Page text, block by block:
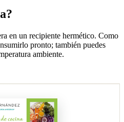
en un recipiente hermético. Como
pronto; también puedes
ambiente.